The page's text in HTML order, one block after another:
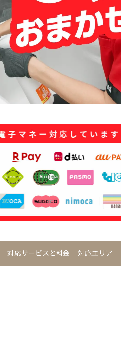
対応サービスと料金 対応エリア